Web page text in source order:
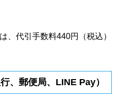
、代引手数料440円（税込）
、郵便局、LINE Pay）